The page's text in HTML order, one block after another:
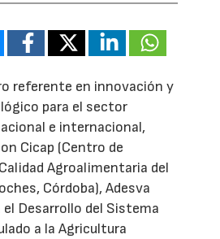
referente en innovación y
para el sector
e internacional,
Cicap (Centro de
Agroalimentaria del
Córdoba), Adesva
el Desarrollo del Sistema
a la Agricultura